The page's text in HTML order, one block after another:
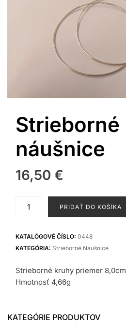
Strieborné
náušnice
16,50 €
PRIDAŤ DO KOŠÍKA
KATALÓGOVÉ ČÍSLO: 0448
KATEGÓRIA: Strieborné Náušnice
Strieborné kruhy priemer 8,0cm
Hmotnosť 4,66g
KATEGÓRIE PRODUKTOV